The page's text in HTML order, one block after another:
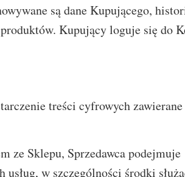
są dane Kupującego,
Kupujący loguje się do
treści cyfrowych zawierane
Sklepu, Sprzedawca podejmuje
w szczególności środki